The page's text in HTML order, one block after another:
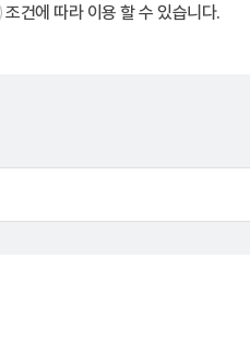
조건에 따라 이용 할 수 있습니다.